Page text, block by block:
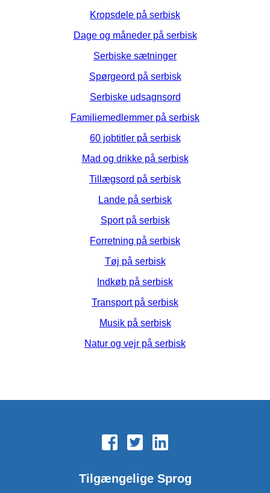
Kropsdele på serbisk
Dage og måneder på serbisk
Serbiske sætninger
Spørgeord på serbisk
Serbiske udsagnsord
Familiemedlemmer på serbisk
60 jobtitler på serbisk
Mad og drikke på serbisk
Tillægsord på serbisk
Lande på serbisk
Sport på serbisk
Forretning på serbisk
Tøj på serbisk
Indkøb på serbisk
Transport på serbisk
Musik på serbisk
Natur og vejr på serbisk
Tilgængelige Sprog